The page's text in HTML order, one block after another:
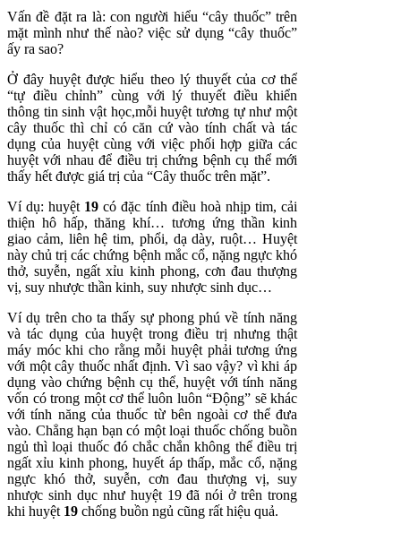
Vấn đề đặt ra là: con người hiểu “cây thuốc” trên
mặt mình như thế nào? việc sử dụng “cây thuốc”
ấy ra sao?
Ở đây huyệt được hiểu theo lý thuyết của cơ thể
“tự điều chỉnh” cùng với lý thuyết điều khiển
thông tin sinh vật học,mỗi huyệt tương tự như một
cây thuốc thì chỉ có căn cứ vào tính chất và tác
dụng của huyệt cùng với việc phối hợp giữa các
huyệt với nhau để điều trị chứng bệnh cụ thể mới
thấy hết được giá trị của “Cây thuốc trên mặt”.
Ví dụ: huyệt 19 có đặc tính điều hoà nhịp tim, cải
thiện hô hấp, thăng khí… tương ứng thần kinh
giao cảm, liên hệ tim, phổi, dạ dày, ruột… Huyệt
này chủ trị các chứng bệnh mắc cổ, nặng ngực khó
thở, suyễn, ngất xỉu kinh phong, cơn đau thượng
vị, suy nhược thần kinh, suy nhược sinh dục…
Ví dụ trên cho ta thấy sự phong phú về tính năng
và tác dụng của huyệt trong điều trị nhưng thật
máy móc khi cho rằng mỗi huyệt phải tương ứng
với một cây thuốc nhất định. Vì sao vậy? vì khi áp
dụng vào chứng bệnh cụ thể, huyệt với tính năng
vốn có trong một cơ thể luôn luôn “Động” sẽ khác
với tính năng của thuốc từ bên ngoài cơ thể đưa
vào. Chẳng hạn bạn có một loại thuốc chống buồn
ngủ thì loại thuốc đó chắc chắn không thể điều trị
ngất xỉu kinh phong, huyết áp thấp, mắc cổ, nặng
ngực khó thở, suyễn, cơn đau thượng vị, suy
nhược sinh dục như huyệt 19đã nói ở trên trong
khi huyệt 19 chống buồn ngủ cũng rất hiệu quả.